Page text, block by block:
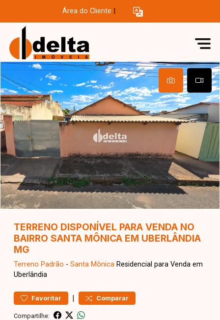
Área do Cliente
TERRENO DISPONÍVEL PARA VENDA NO
BAIRRO SANTA MÔNICA EM UBERLÂNDIA
MG
Terreno Padrão - Santa Mônica Residencial para Venda em
Uberlândia
Favoritar | Comparar
Compartilhe: